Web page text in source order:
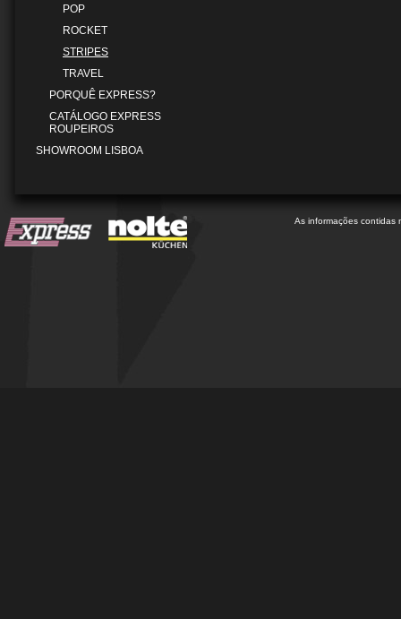
POP
ROCKET
STRIPES
TRAVEL
PORQUÊ EXPRESS?
CATÁLOGO EXPRESS
ROUPEIROS
SHOWROOM LISBOA
As informações contidas